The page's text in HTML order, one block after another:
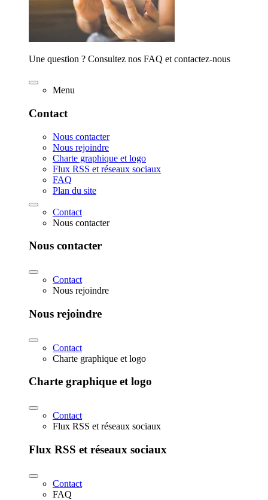
Une question ? Consultez nos FAQ et contactez-nous
Menu
Contact
Nous contacter
Nous rejoindre
Charte graphique et logo
Flux RSS et réseaux sociaux
FAQ
Plan du site
Contact
Nous contacter
Nous contacter
Contact
Nous rejoindre
Nous rejoindre
Contact
Charte graphique et logo
Charte graphique et logo
Contact
Flux RSS et réseaux sociaux
Flux RSS et réseaux sociaux
Contact
FAQ